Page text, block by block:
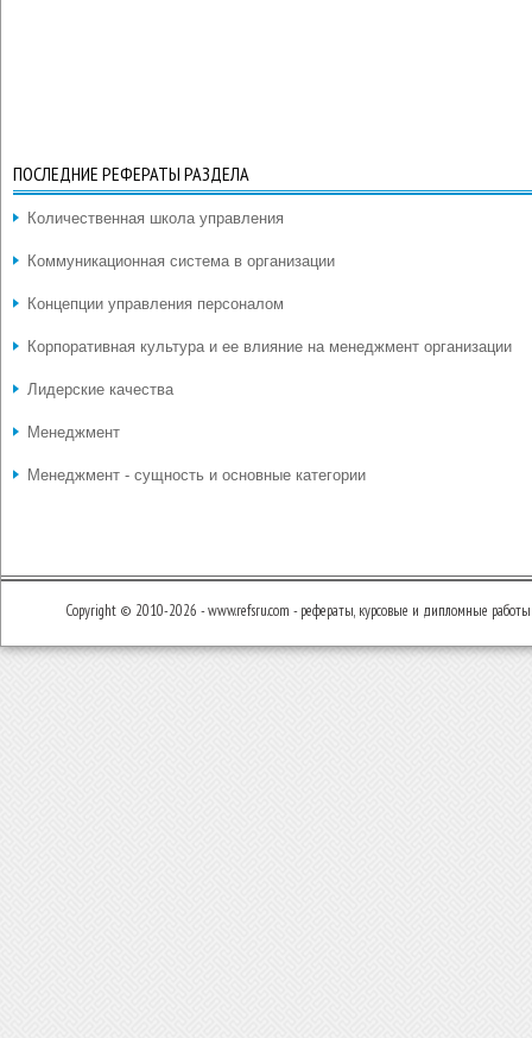
ПОСЛЕДНИЕ РЕФЕРАТЫ РАЗДЕЛА
Количественная школа управления
Коммуникационная система в организации
Концепции управления персоналом
Корпоративная культура и ее влияние на менеджмент организации
Лидерские качества
Менеджмент
Менеджмент - сущность и основные категории
Copyright © 2010-2026 - www.refsru.com - рефераты, курсовые и дипломные работы